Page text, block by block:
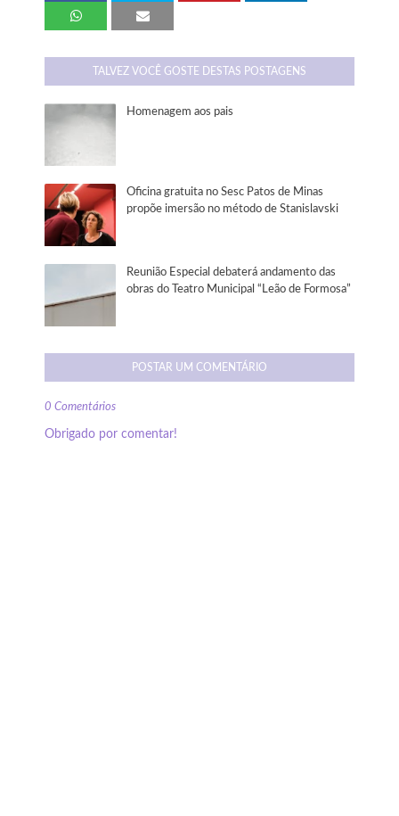
TALVEZ VOCÊ GOSTE DESTAS POSTAGENS
Homenagem aos pais
Oficina gratuita no Sesc Patos de Minas
propõe imersão no método de Stanislavski
Reunião Especial debaterá andamento das
obras do Teatro Municipal “Leão de Formosa”
POSTAR UM COMENTÁRIO
0 Comentários
Obrigado por comentar!